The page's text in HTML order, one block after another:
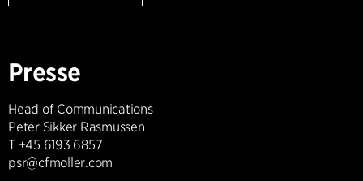
Presse
Head of Communications
Peter Sikker Rasmussen
T +45 6193 6857
psr@cfmoller.com